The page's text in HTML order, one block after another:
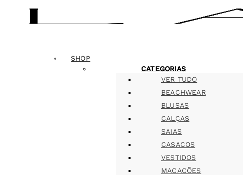
SHOP
CATEGORIAS
VER TUDO
BEACHWEAR
BLUSAS
CALÇAS
SAIAS
CASACOS
VESTIDOS
MACACÕES